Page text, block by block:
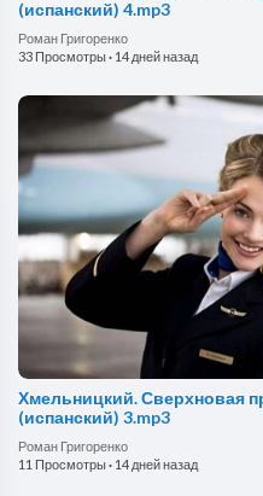
(испанский) 4.mp3
Роман Григоренко
33 Просмотры· 14 дней назад
Хмельницкий. Сверхновая
(испанский) 3.mp3
Роман Григоренко
11 Просмотры· 14 дней назад